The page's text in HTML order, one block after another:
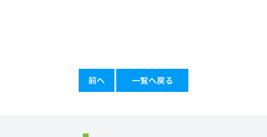
前へ 一覧へ戻る